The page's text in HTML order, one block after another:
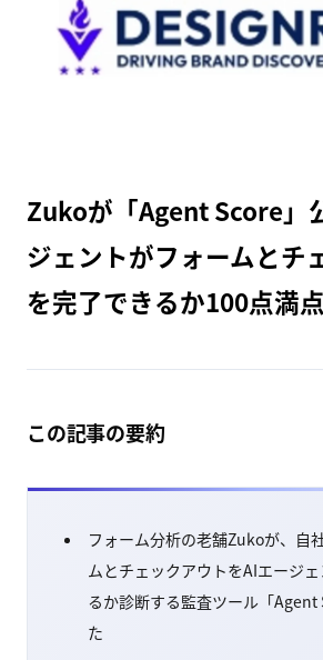
Zukoが「Agent Score」
ジェントがフォームとチ
を完了できるか100点満
この記事の要約
フォーム分析の老舗Zukoが、自
ムとチェックアウトをAIエージ
るか診断する監査ツール「Agent
た